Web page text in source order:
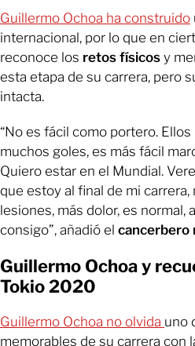
Guillermo Ochoa ha construido
internacional, por lo que en
reconoce los retos físicos y
esta etapa de su carrera, pero
intacta.
“No es fácil como portero.
muchos goles, es más fácil
Quiero estar en el Mundial.
que estoy al final de mi carrera,
lesiones, más dolor, es normal,
consigo”, añadió el cancerbero
Guillermo Ochoa y
Tokio 2020
Guillermo Ochoa no olvida uno
memorables de su carrera con